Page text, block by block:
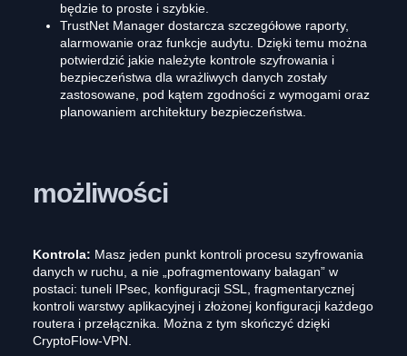
będzie to proste i szybkie.
TrustNet Manager dostarcza szczegółowe raporty,
alarmowanie oraz funkcje audytu. Dzięki temu można
potwierdzić jakie należyte kontrole szyfrowania i
bezpieczeństwa dla wrażliwych danych zostały
zastosowane, pod kątem zgodności z wymogami oraz
planowaniem architektury bezpieczeństwa.
możliwości
Kontrola: Masz jeden punkt kontroli procesu szyfrowania
danych w ruchu, a nie „pofragmentowany bałagan” w
postaci: tuneli IPsec, konfiguracji SSL, fragmentarycznej
kontroli warstwy aplikacyjnej i złożonej konfiguracji każdego
routera i przełącznika. Można z tym skończyć dzięki
CryptoFlow-VPN.